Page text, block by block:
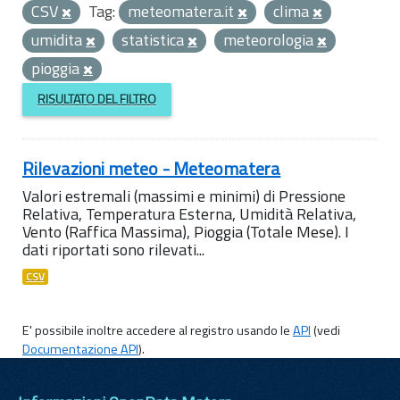
CSV
Tag: meteomatera.it
clima
umidita
statistica
meteorologia
pioggia
RISULTATO DEL FILTRO
Rilevazioni meteo - Meteomatera
Valori estremali (massimi e minimi) di Pressione
Relativa, Temperatura Esterna, Umidità Relativa,
Vento (Raffica Massima), Pioggia (Totale Mese). I
dati riportati sono rilevati...
CSV
E' possibile inoltre accedere al registro usando leAPI(vedi
Documentazione API).